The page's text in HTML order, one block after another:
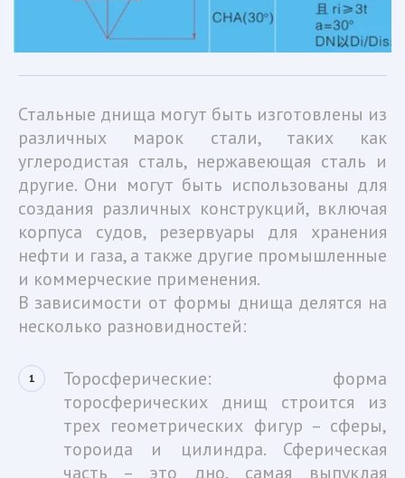
Стальные днища могут быть изготовлены из
различных марок стали, таких как
углеродистая сталь, нержавеющая сталь и
другие. Они могут быть использованы для
создания различных конструкций, включая
корпуса судов, резервуары для хранения
нефти и газа, а также другие промышленные
и коммерческие применения.
В зависимости от формы днища делятся на
несколько разновидностей:
Торосферические: форма
торосферических днищ строится из
трех геометрических фигур – сферы,
тороида и цилиндра. Сферическая
часть – это дно, самая выпуклая